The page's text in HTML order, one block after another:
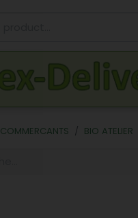
COMMERCANTS BIO ATELIER